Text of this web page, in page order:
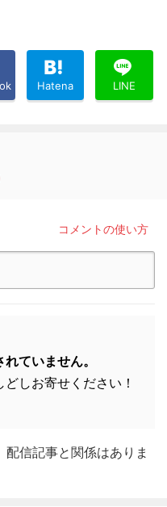
Hatena LINE
コメントの使い方
ていません。
しお寄せください！
信記事と関係はありま